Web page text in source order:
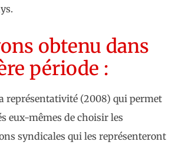
obtenu dans
période :
représentativité (2008) qui permet
eux-mêmes de choisir les
syndicales qui les représenteront